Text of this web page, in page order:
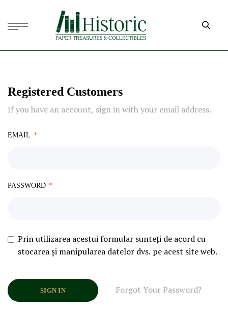
Registered Customers
If you have an account, sign in with your email address.
EMAIL
PASSWORD
Prin utilizarea acestui formular sunteți de acord cu
stocarea și manipularea datelor dvs. pe acest site web.
SIGN IN Forgot Your Password?